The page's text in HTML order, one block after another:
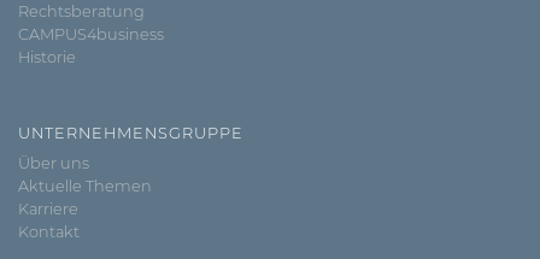
Rechtsberatung
CAMPUS4business
Historie
UNTERNEHMENSGRUPPE
Über uns
Aktuelle Themen
Karriere
Kontakt